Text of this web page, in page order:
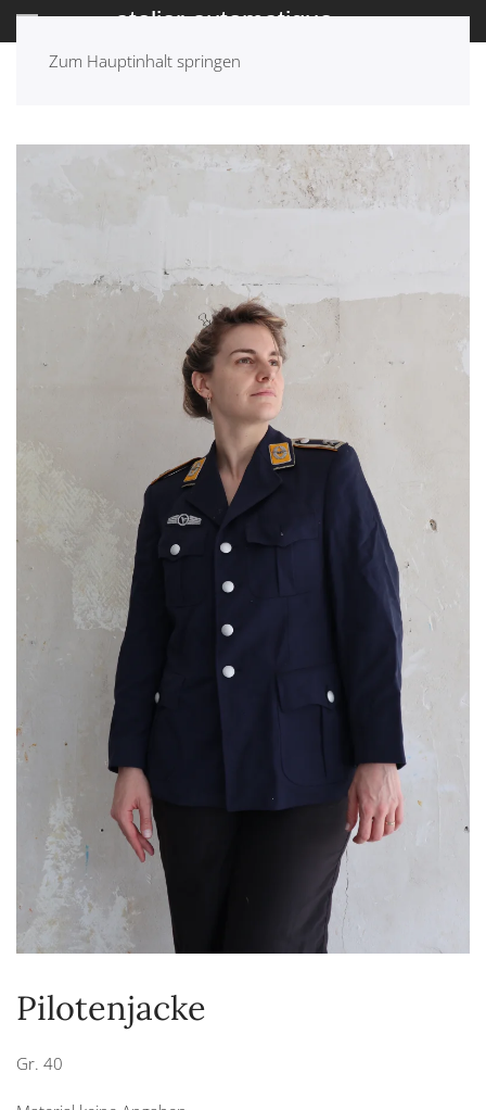
Zum Hauptinhalt springen
Pilotenjacke
Gr. 40